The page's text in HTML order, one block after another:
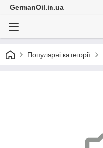
GermanOil.in.ua
Популярні категорії